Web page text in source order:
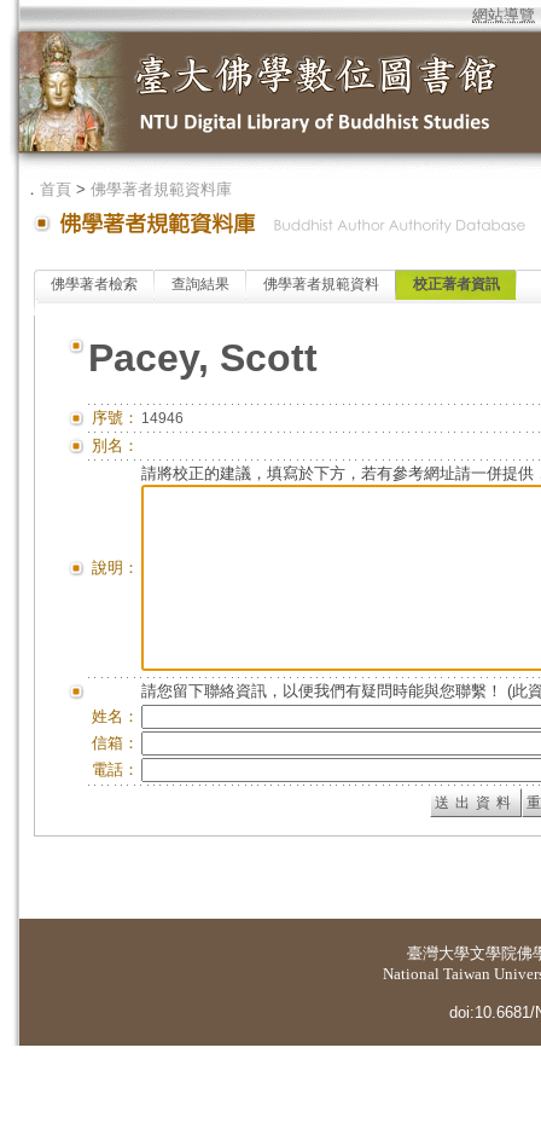
網站導覽
． 首頁 > 佛學著者規範資料庫
佛學著者檢索 查詢結果 佛學著者規範資料 校正著者資訊
Pacey, Scott
序號： 14946
別名：
說明：
請將校正的建議，填寫於下方，若有參考網址請一併提供
請您留下聯絡資訊，以便我們有疑問時能與您聯繫！ (此
姓名：
信箱：
電話：
臺灣大學文學院佛
National Taiwan
doi:10.6681/